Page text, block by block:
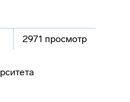
2971 просмотр